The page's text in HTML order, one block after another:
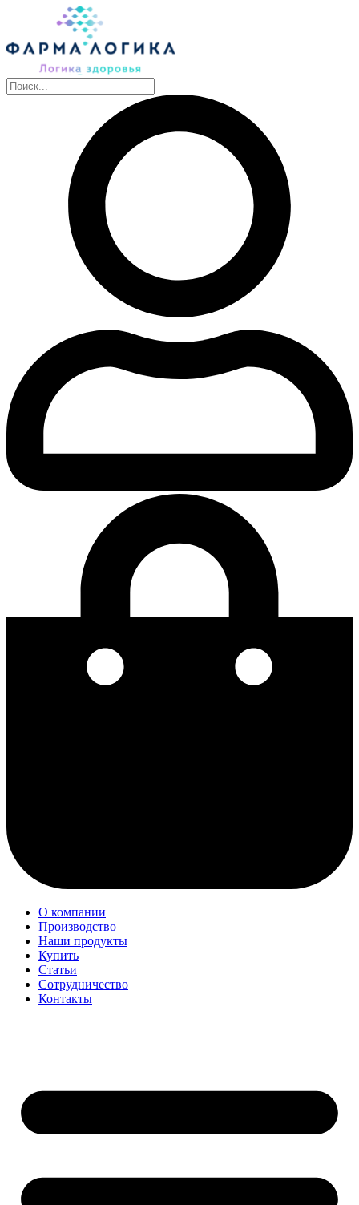
О компании
Производство
Наши продукты
Купить
Статьи
Сотрудничество
Контакты